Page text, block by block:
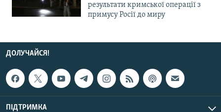
результати кримської операції з
примусу Росії до миру
ДОЛУЧАЙСЯ!
ПІДТРИМКА